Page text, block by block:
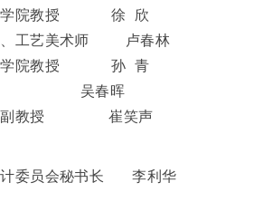
计学院教授 徐 欣
、工艺美术师 卢春林
计学院教授 孙 青
教授 吴春晖
院副教授 崔笑声
计委员会秘书长 李利华